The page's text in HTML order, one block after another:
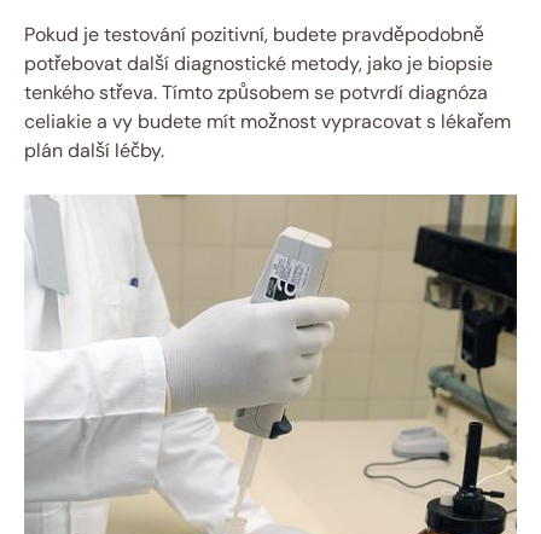
Pokud je testování pozitivní, budete pravděpodobně
potřebovat další diagnostické metody, jako je biopsie
tenkého střeva. Tímto způsobem se potvrdí diagnóza
celiakie a vy budete mít možnost vypracovat s lékařem
plán další léčby.